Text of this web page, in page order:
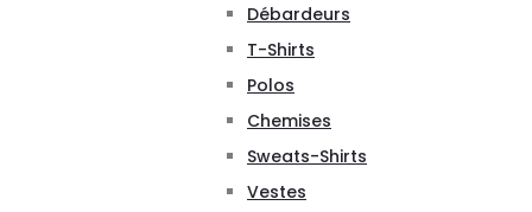
Débardeurs
T-Shirts
Polos
Chemises
Sweats-Shirts
Vestes